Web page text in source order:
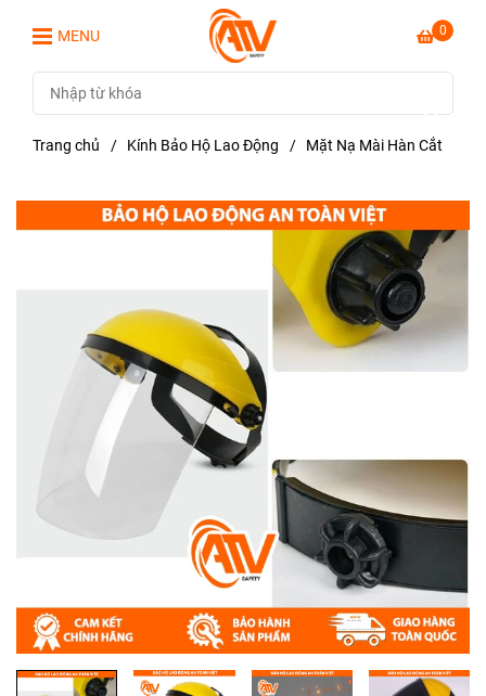
0
MENU
Trang chủ / Kính Bảo Hộ Lao Động / Mặt Nạ Mài Hàn Cắt